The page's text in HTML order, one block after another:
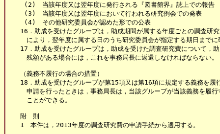
(2)　当該年度又は翌年度に発行される『図書館界』誌上での報告
(3)　当該年度又は翌年度において行われる研究例会での発表
(4)　その他研究委員会が認めた形での公表
16．助成を受けたグループは，助成期間が属する年度ごとの調査研
により，翌年度に属する日のうち研究委員会が指定する期日まで
17．助成を受けたグループは，助成を受けた調査研究費について，
残額がある場合には，これを事務局長に返還しなければならない。
（義務不履行の場合の措置）
18．助成を受けたグループが第15項又は第16項に規定する義務を履
申請を行ったときは，事務局長は，当該グループが当該義務を履
ことができる。
附　則